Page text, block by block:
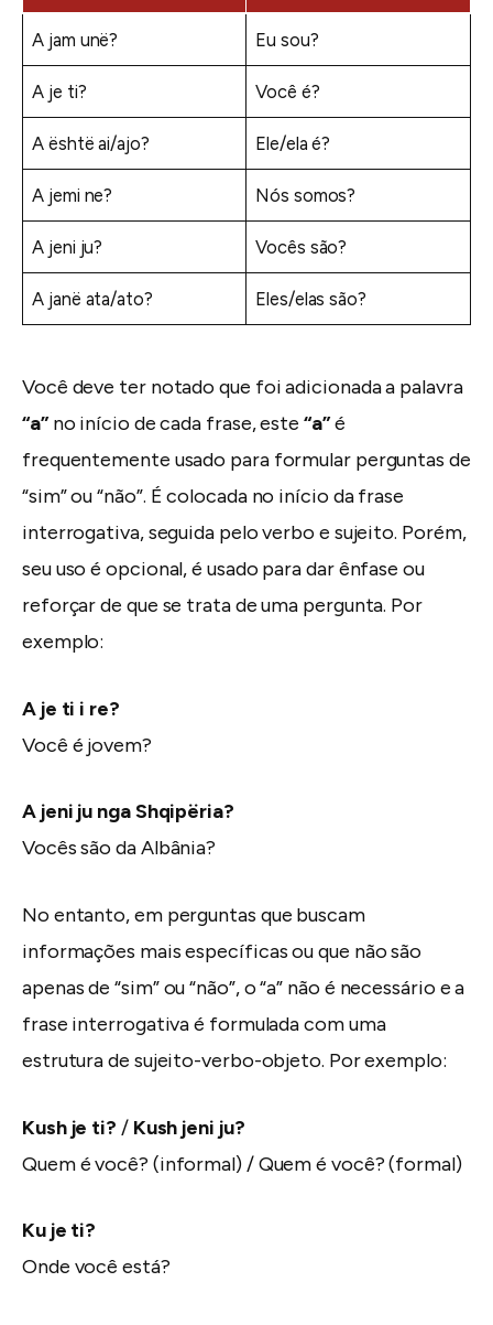
A jam unë? Eu sou?
A je ti? Você é?
A është ai/ajo? Ele/ela é?
A jemi ne? Nós somos?
A jeni ju? Vocês são?
A janë ata/ato? Eles/elas são?
Você deve ter notado que foi adicionada a palavra
“a”no início de cada frase, este “a”é
frequentemente usado para formular perguntas de
“sim” ou “não”. É colocada no início da frase
interrogativa, seguida pelo verbo e sujeito. Porém,
seu uso é opcional, é usado para dar ênfase ou
reforçar de que se trata de uma pergunta. Por
exemplo:
A je ti i re?
Você é jovem?
A jeni ju nga Shqipëria?
Vocês são da Albânia?
No entanto, em perguntas que buscam
informações mais específicas ou que não são
apenas de “sim” ou “não”, o “a” não é necessário e a
frase interrogativa é formulada com uma
estrutura de sujeito-verbo-objeto. Por exemplo:
Kush je ti? / Kush jeni ju?
Quem é você? (informal) / Quem é você? (formal)
Ku je ti?
Onde você está?